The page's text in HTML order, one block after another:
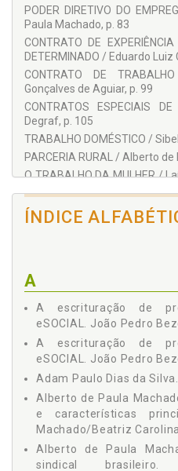
Marcelo Luan Lopes Jarreta
Maria Isabel Puntel
Osvaldo Alencar Silva
Paulo de Tarso Bordon Araujo
Renan Hurmann Salvioni
Renata Carmona de Paula
Rodolfo Gonçalves de Aguiar
Sibely de Oliveira Lazari
PODER DIRETIVO DO
Paula Machado, p. 83
CONTRATO DE
DETERMINADO / Eduardo Luiz
CONTRATO DE
Gonçalves de Aguiar, p. 99
CONTRATOS ESPECIAIS
Degraf, p. 105
TRABALHO DOMÉSTICO /
PARCERIA RURAL / Alberto
O TRABALHO DA MULHER /
SEGURANÇA E SAÚDE NO
p. 131
Tasqueti, p. 183
TRABALHO EM FERIADOS /
NECESSIDADE DE
EMPREGO / Lara Caxico /
207
AUSÊNCIAS AO
JUSTIFICADAS / Marcelo
CONCEITO DE SALÁRIO E
Salvioni / Clovis Viveiros Neto,
CONTRATOS DO MENOR
Paula Machado, p. 281
BENEFÍCIOS
301
ÍNDICE
A
A escrituração de
eSOCIAL. João Pedro
A escrituração de
eSOCIAL. João Pedro
Adam Paulo Dias da
Alberto de Paula
e características
Machado/Beatriz
Alberto de Paula
sindical